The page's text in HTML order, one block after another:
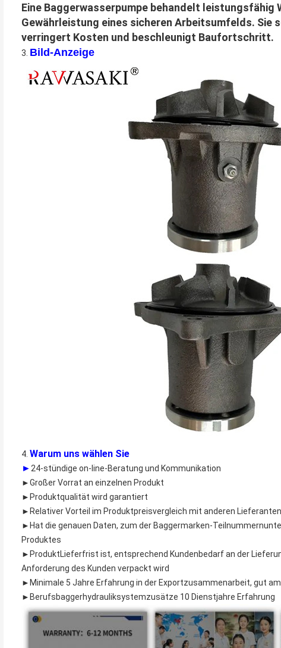
Eine Baggerwasserpumpe behandelt
Gewährleistung eines sicheren Arbeitsumfelds. Sie
verringert Kosten und beschleunigt Baufortschritt.
3. Bild-Anzeige
4. Warum uns wählen Sie
►24-stündige on-line-Beratung und Kommunikation
►Großer Vorrat an einzelnen Produkt
►Produktqualität wird garantiert
►Relativer Vorteil im Produktpreisvergleich mit anderen Lieferanten
►Hat die genauen Daten, zum der Baggermarken-
Produktes
►ProduktLieferfrist ist, entsprechend Kundenbedarf an der
Anforderung des Kunden verpackt wird
►Minimale 5 Jahre Erfahrung in der Exportzusammenarbeit, gut
►Berufsbaggerhydrauliksystemzusätze 10 Dienstjahre Erfahrung